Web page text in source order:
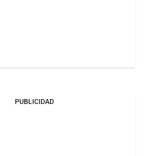
PUBLICIDAD